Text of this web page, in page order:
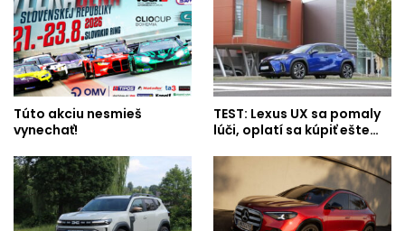
Túto akciu nesmieš
vynechať!
TEST: Lexus UX sa pomaly
lúči, oplatí sa kúpiť ešte…